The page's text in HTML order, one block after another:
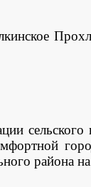
сельского
района